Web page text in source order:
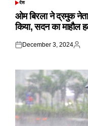
POSTED
देश
ओम बिरला ने द्रमुक
किया, सदन का माहौल
Posted
December 3, 2024
Posted